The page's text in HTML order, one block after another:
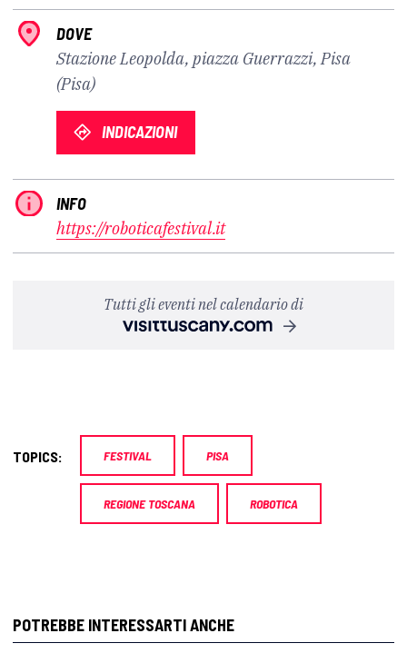
DOVE
Stazione Leopolda, piazza Guerrazzi, Pisa
(Pisa)
INDICAZIONI
INFO
https://roboticafestival.it
Tutti gli eventi nel calendario di
TOPICS: FESTIVAL PISA
REGIONE TOSCANA ROBOTICA
POTREBBE INTERESSARTI ANCHE